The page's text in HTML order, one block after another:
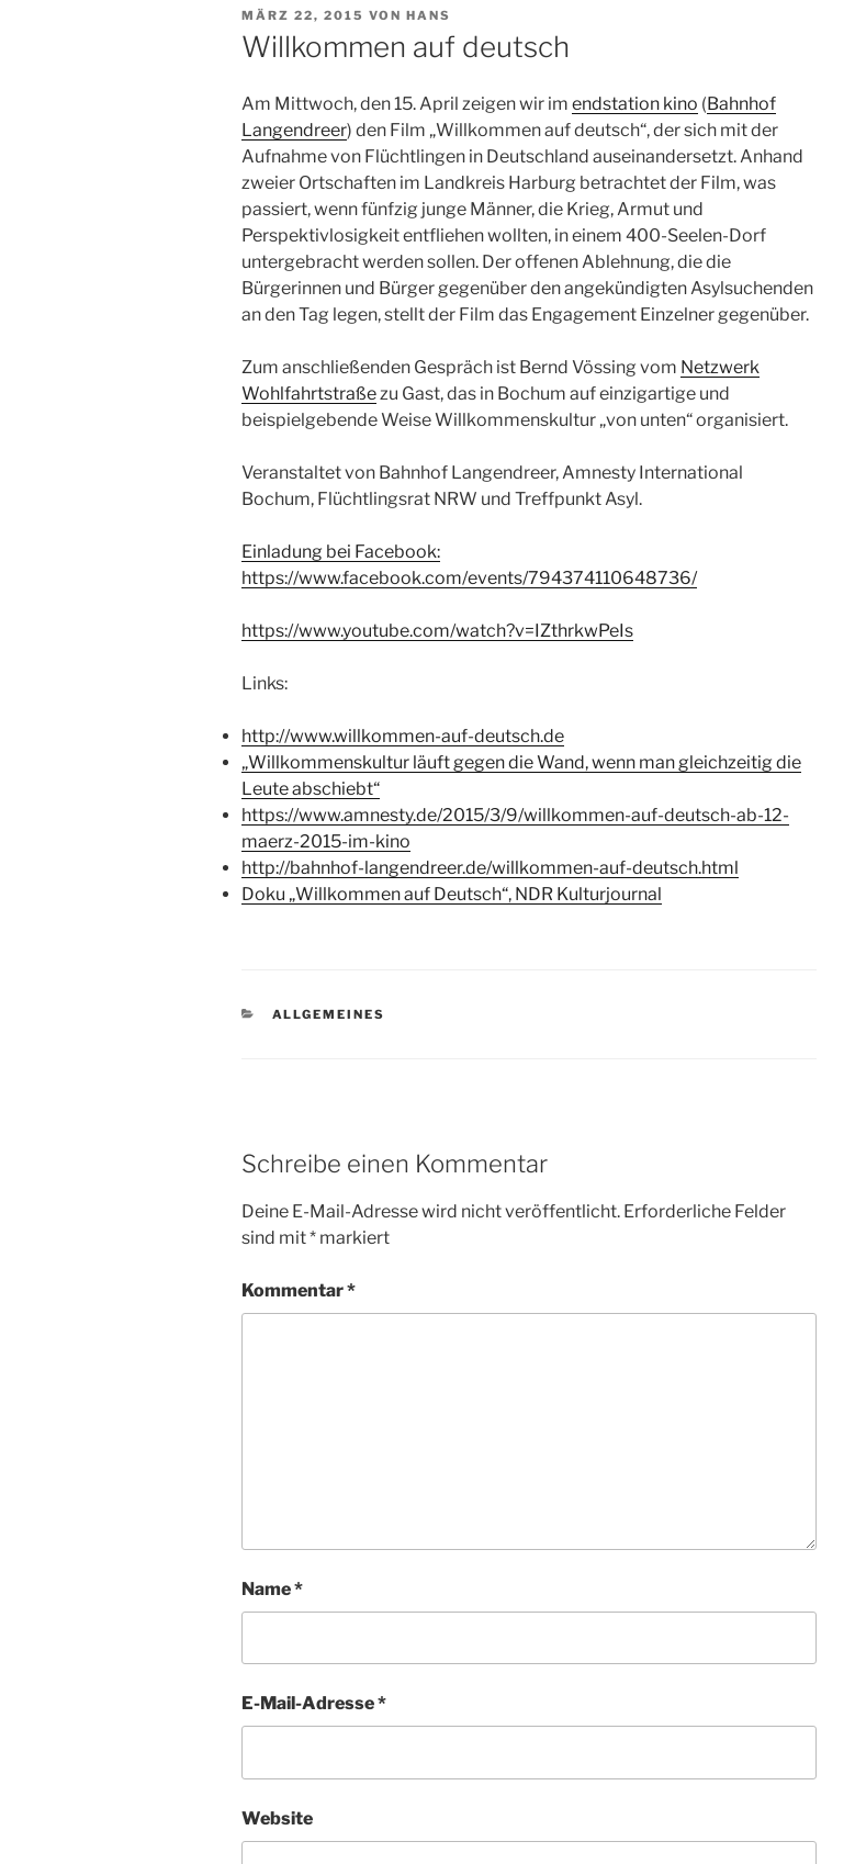
VERÖFFENTLICHT
AM
MÄRZ 22, 2015 VON HANS
Willkommen auf deutsch
Am Mittwoch, den 15. April zeigen wir im endstation kino (Bahnhof
Langendreer) den Film „Willkommen auf deutsch“, der sich mit der
Aufnahme von Flüchtlingen in Deutschland auseinandersetzt. Anhand
zweier Ortschaften im Landkreis Harburg betrachtet der Film, was
passiert, wenn fünfzig junge Männer, die Krieg, Armut und
Perspektivlosigkeit entfliehen wollten, in einem 400-Seelen-Dorf
untergebracht werden sollen. Der offenen Ablehnung, die die
Bürgerinnen und Bürger gegenüber den angekündigten Asylsuchenden
an den Tag legen, stellt der Film das Engagement Einzelner gegenüber.
Zum anschließenden Gespräch ist Bernd Vössing vom Netzwerk
Wohlfahrtstraßezu Gast, das in Bochum auf einzigartige und
beispielgebende Weise Willkommenskultur „von unten“ organisiert.
Veranstaltet von Bahnhof Langendreer, Amnesty International
Bochum, Flüchtlingsrat NRW und Treffpunkt Asyl.
Einladung bei Facebook:
https://www.facebook.com/events/794374110648736/
https://www.youtube.com/watch?v=IZthrkwPeIs
Links:
http://www.willkommen-auf-deutsch.de
„Willkommenskultur läuft gegen die Wand, wenn man gleichzeitig die
Leute abschiebt“
https://www.amnesty.de/2015/3/9/willkommen-auf-deutsch-ab-12-
maerz-2015-im-kino
http://bahnhof-langendreer.de/willkommen-auf-deutsch.html
Doku „Willkommen auf Deutsch“, NDR Kulturjournal
KATEGORIEN
ALLGEMEINES
Schreibe einen Kommentar
Deine E-Mail-Adresse wird nicht veröffentlicht. Erforderliche Felder
sind mit* markiert
Kommentar*
Name*
E-Mail-Adresse*
Website